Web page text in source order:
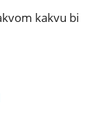
kakvu bi